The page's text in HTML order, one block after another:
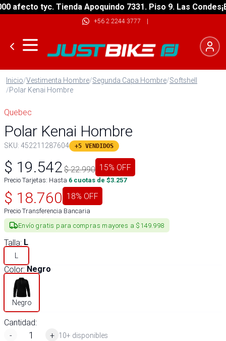
tyc. Tienda Apoquindo 7331. Piso 9. Las Condes
+56 2 2244 3777 |
Inicio/Vestimenta Hombre/Segunda Capa Hombre/Softshell
/Polar Kenai Hombre
Quebec
Polar Kenai Hombre
SKU: 452211287604 +5 VENDIDOS
$ 19.542 $22.990 15% OFF
Precio Tarjetas: Hasta 6 cuotas de $3.257
$ 18.760 18% OFF
Precio Transferencia Bancaria
Envío gratis para compras mayores a $149.998
Talla: L
L
Color: Negro
Negro
Cantidad:
-
+ 10+ disponibles